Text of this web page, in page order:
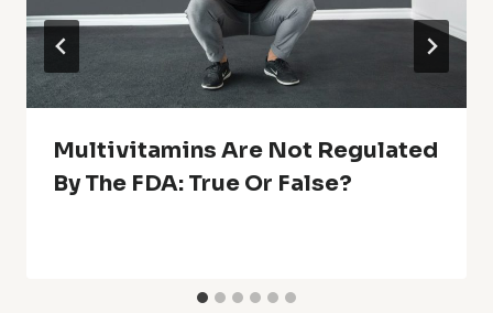
Multivitamins Are Not Regulated
By The FDA: True Or False?